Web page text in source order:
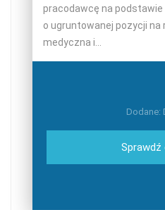
pracodawcę na
o ugruntowanej pozycji na
medyczna i...
Dodane: